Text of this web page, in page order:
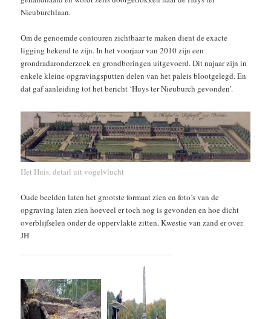
Nieuburchlaan.
Om de genoemde contouren zichtbaar te maken dient de exacte
ligging bekend te zijn. In het voorjaar van 2010 zijn een
grondradaronderzoek en grondboringen uitgevoerd. Dit najaar zijn in
enkele kleine opgravingsputten delen van het paleis blootgelegd. En
dat gaf aanleiding tot het bericht ‘Huys ter Nieuburch gevonden’.
Het Huis, detail uit vogelvlucht
Oude beelden laten het grootste formaat zien en foto’s van de
opgraving laten zien hoeveel er toch nog is gevonden en hoe dicht
overblijfselen onder de oppervlakte zitten. Kwestie van zand er over.
JH